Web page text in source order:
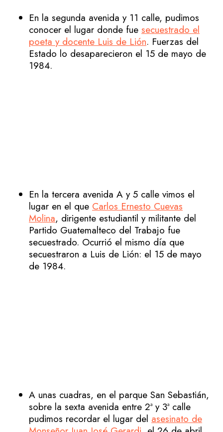
En la segunda avenida y 11 calle, pudimos
conocer el lugar donde fue secuestrado el
poeta y docente Luis de Lión. Fuerzas del
Estado lo desaparecieron el 15 de mayo de
1984.
En la tercera avenida A y 5 calle vimos el
lugar en el que Carlos Ernesto Cuevas
Molina, dirigente estudiantil y militante del
Partido Guatemalteco del Trabajo fue
secuestrado. Ocurrió el mismo día que
secuestraron a Luis de Lión: el 15 de mayo
de 1984.
A unas cuadras, en el parque San Sebastián,
sobre la sexta avenida entre 2ª y 3ª calle
pudimos recordar el lugar del asesinato de